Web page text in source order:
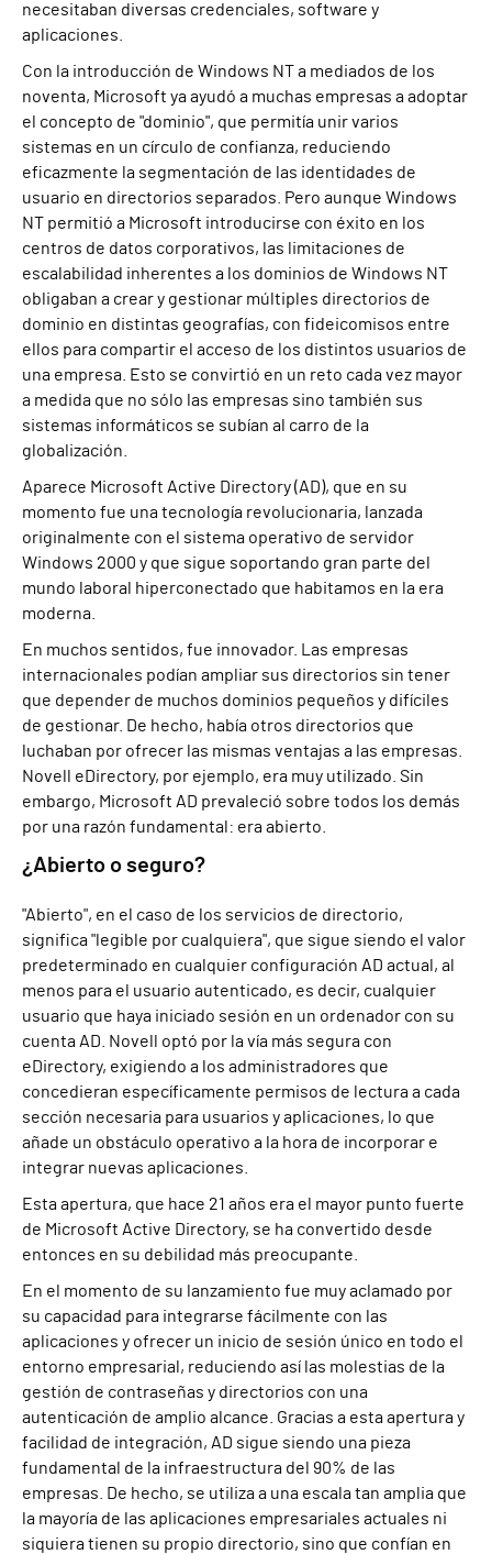
necesitaban diversas credenciales, software y
aplicaciones.
Con la introducción de Windows NT a mediados de los
noventa, Microsoft ya ayudó a muchas empresas a adoptar
el concepto de "dominio", que permitía unir varios
sistemas en un círculo de confianza, reduciendo
eficazmente la segmentación de las identidades de
usuario en directorios separados. Pero aunque Windows
NT permitió a Microsoft introducirse con éxito en los
centros de datos corporativos, las limitaciones de
escalabilidad inherentes a los dominios de Windows NT
obligaban a crear y gestionar múltiples directorios de
dominio en distintas geografías, con fideicomisos entre
ellos para compartir el acceso de los distintos usuarios de
una empresa. Esto se convirtió en un reto cada vez mayor
a medida que no sólo las empresas sino también sus
sistemas informáticos se subían al carro de la
globalización.
Aparece Microsoft Active Directory (AD), que en su
momento fue una tecnología revolucionaria, lanzada
originalmente con el sistema operativo de servidor
Windows 2000 y que sigue soportando gran parte del
mundo laboral hiperconectado que habitamos en la era
moderna.
En muchos sentidos, fue innovador. Las empresas
internacionales podían ampliar sus directorios sin tener
que depender de muchos dominios pequeños y difíciles
de gestionar. De hecho, había otros directorios que
luchaban por ofrecer las mismas ventajas a las empresas.
Novell eDirectory, por ejemplo, era muy utilizado. Sin
embargo, Microsoft AD prevaleció sobre todos los demás
por una razón fundamental: era abierto.
¿Abierto o seguro?
"Abierto", en el caso de los servicios de directorio,
significa "legible por cualquiera", que sigue siendo el valor
predeterminado en cualquier configuración AD actual, al
menos para el usuario autenticado, es decir, cualquier
usuario que haya iniciado sesión en un ordenador con su
cuenta AD. Novell optó por la vía más segura con
eDirectory, exigiendo a los administradores que
concedieran específicamente permisos de lectura a cada
sección necesaria para usuarios y aplicaciones, lo que
añade un obstáculo operativo a la hora de incorporar e
integrar nuevas aplicaciones.
Esta apertura, que hace 21 años era el mayor punto fuerte
de Microsoft Active Directory, se ha convertido desde
entonces en su debilidad más preocupante.
En el momento de su lanzamiento fue muy aclamado por
su capacidad para integrarse fácilmente con las
aplicaciones y ofrecer un inicio de sesión único en todo el
entorno empresarial, reduciendo así las molestias de la
gestión de contraseñas y directorios con una
autenticación de amplio alcance. Gracias a esta apertura y
facilidad de integración, AD sigue siendo una pieza
fundamental de la infraestructura del 90% de las
empresas. De hecho, se utiliza a una escala tan amplia que
la mayoría de las aplicaciones empresariales actuales ni
siquiera tienen su propio directorio, sino que confían en